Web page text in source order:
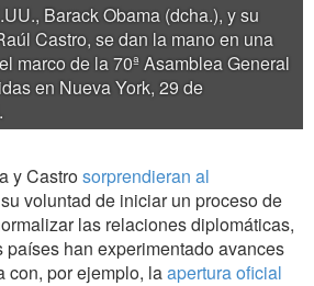
Barack Obama (dcha.), y su
Castro, se dan la mano en una
marco de la 70ª Asamblea General
en Nueva York, 29 de
y Castrosorprendieran al
voluntad de iniciar un proceso de
las relaciones diplomáticas,
países han experimentado avances
con, por ejemplo, laapertura oficial